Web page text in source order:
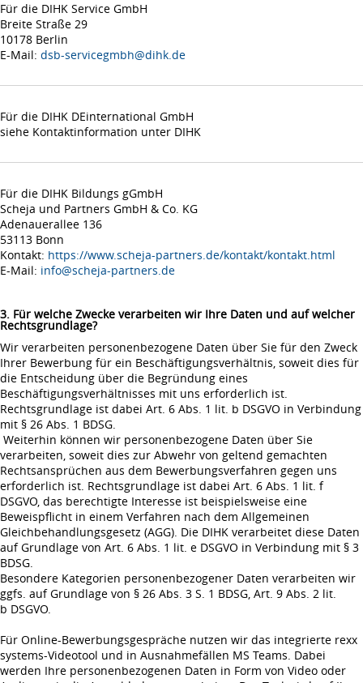
Für die DIHK Service GmbH
Breite Straße 29
10178 Berlin
E-Mail: dsb-servicegmbh@dihk.de
Für die DIHK DEinternational GmbH
siehe Kontaktinformation unter DIHK
Für die DIHK Bildungs gGmbH
Scheja und Partners GmbH & Co. KG
Adenauerallee 136
53113 Bonn
Kontakt: https://www.scheja-partners.de/kontakt/kontakt.html
E-Mail: info@scheja-partners.de
3. Für welche Zwecke verarbeiten wir Ihre Daten und auf welcher
Rechtsgrundlage?
Wir verarbeiten personenbezogene Daten über Sie für den Zweck
Ihrer Bewerbung für ein Beschäftigungsverhältnis, soweit dies für
die Entscheidung über die Begründung eines
Beschäftigungsverhältnisses mit uns erforderlich ist.
Rechtsgrundlage ist dabei Art. 6 Abs. 1 lit. b DSGVO in Verbindung
mit § 26 Abs. 1 BDSG.
Weiterhin können wir personenbezogene Daten über Sie
verarbeiten, soweit dies zur Abwehr von geltend gemachten
Rechtsansprüchen aus dem Bewerbungsverfahren gegen uns
erforderlich ist. Rechtsgrundlage ist dabei Art. 6 Abs. 1 lit. f
DSGVO, das berechtigte Interesse ist beispielsweise eine
Beweispflicht in einem Verfahren nach dem Allgemeinen
Gleichbehandlungsgesetz (AGG). Die DIHK verarbeitet diese Daten
auf Grundlage von Art. 6 Abs. 1 lit. e DSGVO in Verbindung mit § 3
BDSG.
Besondere Kategorien personenbezogener Daten verarbeiten wir
ggfs. auf Grundlage von § 26 Abs. 3 S. 1 BDSG, Art. 9 Abs. 2 lit.
b DSGVO.
Für Online-Bewerbungsgespräche nutzen wir das integrierte rexx
systems-Videotool und in Ausnahmefällen MS Teams. Dabei
werden Ihre personenbezogenen Daten in Form von Video oder